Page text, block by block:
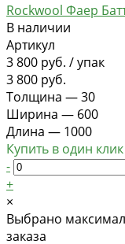
Rockwool Фаер
В наличии
Артикул
3 800 руб. /упак
3 800 руб.
Толщина —30
Ширина — 600
Длина — 1000
Купить в один клик
-
+
×
Выбрано
заказа